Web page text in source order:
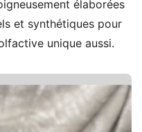
élaborées
et synthétiques pour
unique aussi.